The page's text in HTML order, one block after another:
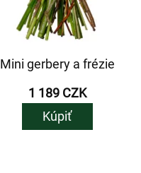
Mini gerbery a frézie
1 189 CZK
Kúpiť